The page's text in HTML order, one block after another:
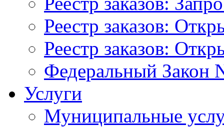
Реестр заказов:
Реестр заказов:
Федеральный Закон
Услуги
Муниципальные